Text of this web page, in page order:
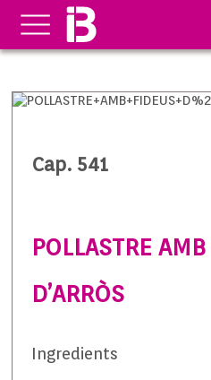
Cap. 541
POLLASTRE
D’ARRÒS
Ingredients